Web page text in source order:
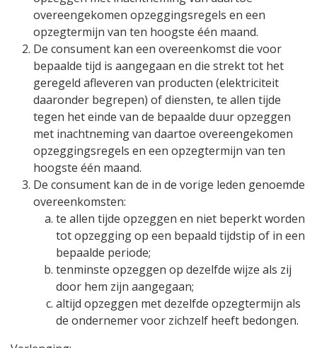
overeengekomen opzeggingsregels en een
opzegtermijn van ten hoogste één maand.
De consument kan een overeenkomst die voor
bepaalde tijd is aangegaan en die strekt tot het
geregeld afleveren van producten (elektriciteit
daaronder begrepen) of diensten, te allen tijde
tegen het einde van de bepaalde duur opzeggen
met inachtneming van daartoe overeengekomen
opzeggingsregels en een opzegtermijn van ten
hoogste één maand.
De consument kan de in de vorige leden genoemde
overeenkomsten:
te allen tijde opzeggen en niet beperkt worden
tot opzegging op een bepaald tijdstip of in een
bepaalde periode;
tenminste opzeggen op dezelfde wijze als zij
door hem zijn aangegaan;
altijd opzeggen met dezelfde opzegtermijn als
de ondernemer voor zichzelf heeft bedongen.